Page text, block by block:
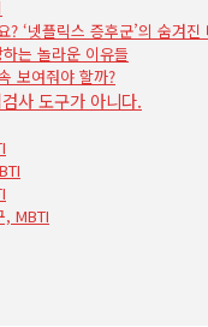
‘넷플릭스 증후군’의 숨겨진
는 놀라운 이유들
보여줘야 할까?
사 도구가 아니다.
, MBTI